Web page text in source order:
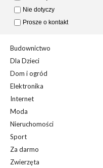
Nie dotyczy
Prosze o kontakt
Budownictwo
Dla Dzieci
Dom i ogród
Elektronika
Internet
Moda
Nieruchomości
Sport
Za darmo
Zwierzęta